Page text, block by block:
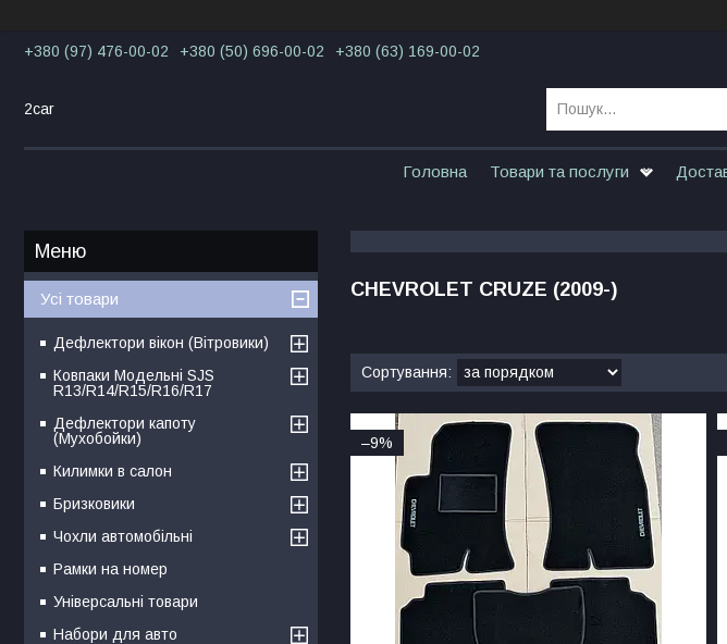
+380 (97) 476-00-02 +380 (50) 696-00-02 +380 (63) 169-00-02
2car
Головна Товари та послуги
CHEVROLET CRUZE (2009-)
–9%
Усі товари
Дефлектори вікон (Вітровики)
Ковпаки Модельні SJS
R13/R14/R15/R16/R17
Дефлектори капоту
(Мухобойки)
Килимки в салон
Бризковики
Чохли автомобільні
Рамки на номер
Універсальні товари
Набори для авто